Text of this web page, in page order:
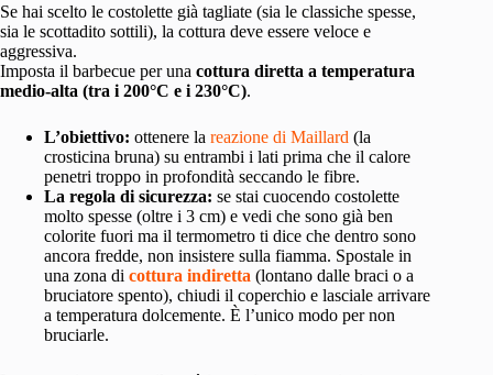
Se hai scelto le costolette già tagliate (sia le classiche spesse,
sia le scottadito sottili), la cottura deve essere veloce e
aggressiva.
Imposta il barbecue per una cottura diretta a temperatura
medio-alta (tra i 200°C e i 230°C).
L’obiettivo: ottenere la reazione di Maillard (la
crosticina bruna) su entrambi i lati prima che il calore
penetri troppo in profondità seccando le fibre.
La regola di sicurezza: se stai cuocendo costolette
molto spesse (oltre i 3 cm) e vedi che sono già ben
colorite fuori ma il termometro ti dice che dentro sono
ancora fredde, non insistere sulla fiamma. Spostale in
una zona di cottura indiretta (lontano dalle braci o a
bruciatore spento), chiudi il coperchio e lasciale arrivare
a temperatura dolcemente. È l’unico modo per non
bruciarle.